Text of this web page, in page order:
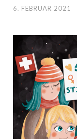
6. FEBRUAR 2021